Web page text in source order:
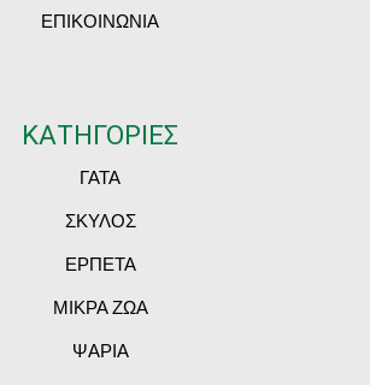
ΕΠΙΚΟΙΝΩΝΙΑ
ΚΑΤΗΓΟΡΙΕΣ
ΓΑΤΑ
ΣΚΥΛΟΣ
ΕΡΠΕΤΑ
ΜΙΚΡΑ ΖΩΑ
ΨΑΡΙΑ